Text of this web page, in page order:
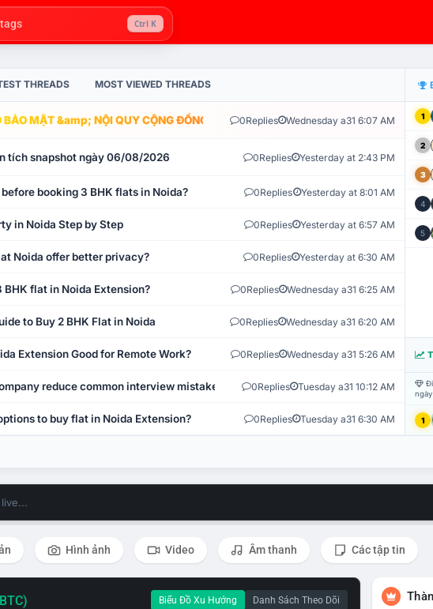
Ctrl K
THREADS MOST VIEWED THREADS
BẢO MẬT &amp; NỘI QUY CỘNG ĐỒNG VLIKE.VN: HỆ THỐNG GIÁM SÁT TỰ
0Replies Wednesday a31 6:07 AM
tích snapshot ngày 06/08/2026 0Replies Yesterday at 2:43 PM
booking 3 BHK flats in Noida? 0Replies Yesterday at 8:01 AM
in Noida Step by Step 0Replies Yesterday at 6:57 AM
Noida offer better privacy? 0Replies Yesterday at 6:30 AM
BHK flat in Noida Extension? 0Replies Wednesday a31 6:25 AM
to Buy 2 BHK Flat in Noida 0Replies Wednesday a31 6:20 AM
Extension Good for Remote Work? 0Replies Wednesday a31 5:26 AM
reduce common interview mistakes? 0Replies Tuesday a31 10:12 AM
to buy flat in Noida Extension? 0Replies Tuesday a31 6:30 AM
1
2
3
4
5
1
Hình ảnh Video Âm thanh Các tập tin
Biểu Đồ Xu Hướng Danh Sách Theo Dõi